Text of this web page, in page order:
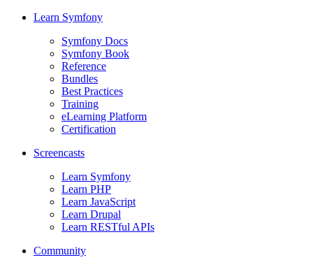
Learn Symfony
Symfony Docs
Symfony Book
Reference
Bundles
Best Practices
Training
eLearning Platform
Certification
Screencasts
Learn Symfony
Learn PHP
Learn JavaScript
Learn Drupal
Learn RESTful APIs
Community